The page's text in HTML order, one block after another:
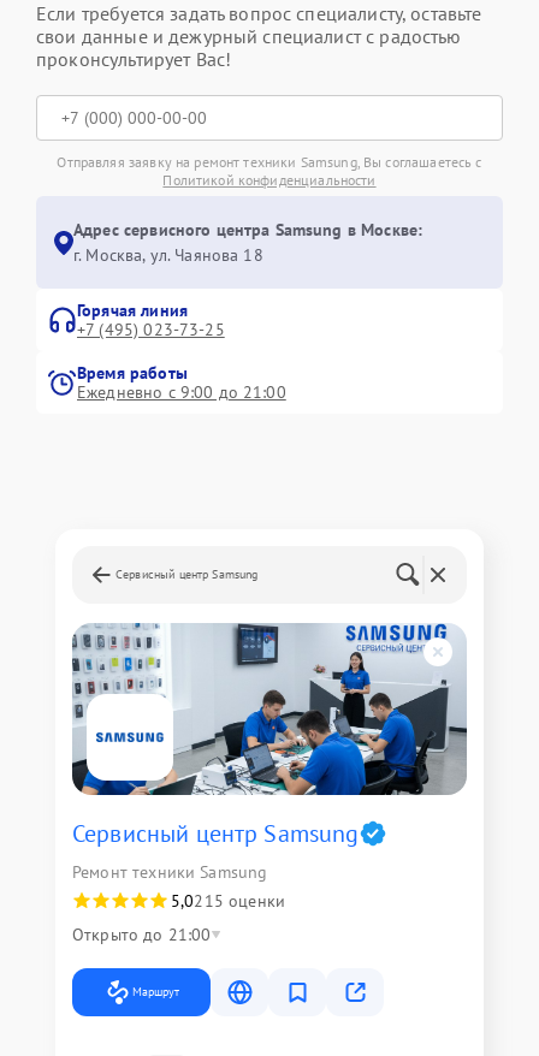
Если требуется задать вопрос специалисту, оставьте
свои данные и дежурный специалист с радостью
проконсультирует Вас!
Отправляя заявку на ремонт техники Samsung, Вы соглашаетесь с
Политикой конфиденциальности
Адрес сервисного центра Samsung в Москве:
г. Москва, ул. Чаянова 18
Горячая линия
+7 (495) 023-73-25
Время работы
Ежедневно с 9:00 до 21:00
Сервисный центр Samsung
Сервисный центр Samsung
Ремонт техники Samsung
5,0215 оценки
Открыто до 21:00
Маршрут